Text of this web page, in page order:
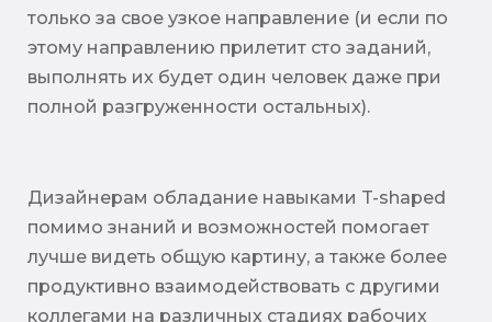
только за свое узкое направление (и если по
этому направлению прилетит сто заданий,
выполнять их будет один человек даже при
полной разгруженности остальных).
Дизайнерам обладание навыками T-shaped
помимо знаний и возможностей помогает
лучше видеть общую картину, а также более
продуктивно взаимодействовать с другими
коллегами на различных стадиях рабочих